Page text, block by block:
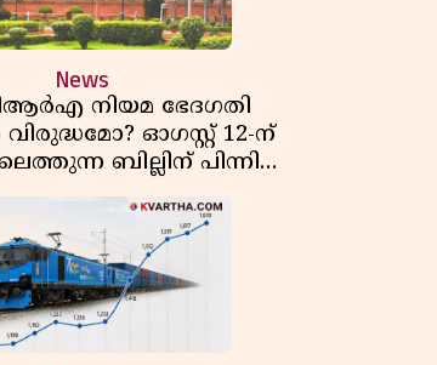
News
നിയമ ഭേദഗതി
ഓഗസ്റ്റ് 12-ന്
ബില്ലിന് പിന്നിലെ
അജണ്ട എന്ത്?